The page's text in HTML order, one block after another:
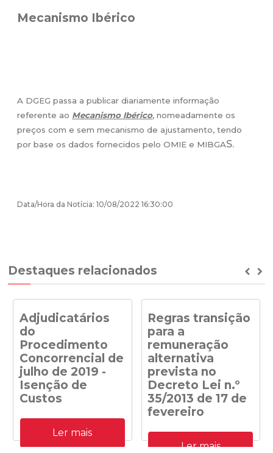
Mecanismo Ibérico
A DGEG passa a publicar diariamente informação
referente ao Mecanismo Ibérico, nomeadamente os
preços com e sem mecanismo de ajustamento, tendo
por base os dados fornecidos pelo OMIE e MIBGAS.
Data/Hora da Notícia: 10/08/2022 16:30:00
Destaques relacionados
Adjudicatários
do
Procedimento
Concorrencial de
julho de 2019 -
Isenção de
Custos
Adjudicatários do
Procedimento
Concorrencial de julho de
Ler mais
Regras transição
para a
remuneração
alternativa
prevista no
Decreto Lei n.º
35/2013 de 17 de
fevereiro
Despacho n.º
41/DGEG/2020: Regras
Ler mais